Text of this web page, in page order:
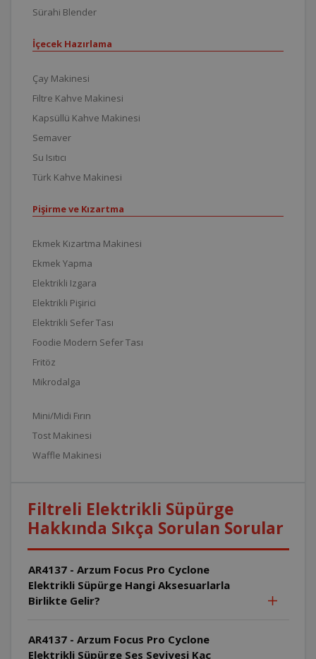
Sürahi Blender
İçecek Hazırlama
Çay Makinesi
Filtre Kahve Makinesi
Kapsüllü Kahve Makinesi
Semaver
Su Isıtıcı
Türk Kahve Makinesi
Pişirme ve Kızartma
Ekmek Kızartma Makinesi
Ekmek Yapma
Elektrikli Izgara
Elektrikli Pişirici
Elektrikli Sefer Tası
Foodie Modern Sefer Tası
Fritöz
Mikrodalga
Mini/Midi Fırın
Tost Makinesi
Waffle Makinesi
Filtreli Elektrikli Süpürge
Hakkında Sıkça Sorulan Sorular
AR4137 - Arzum Focus Pro Cyclone
Elektrikli Süpürge Hangi Aksesuarlarla
Birlikte Gelir?
AR4137 - Arzum Focus Pro Cyclone
Elektrikli Süpürge Ses Seviyesi Kaç